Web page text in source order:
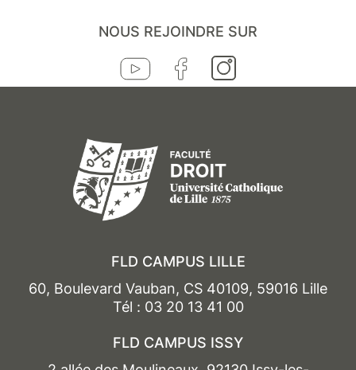
NOUS REJOINDRE SUR
FLD CAMPUS LILLE
60, Boulevard Vauban, CS 40109, 59016 Lille
Tél : 03 20 13 41 00
FLD CAMPUS ISSY